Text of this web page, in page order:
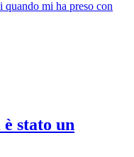
mi ha preso con
stato un